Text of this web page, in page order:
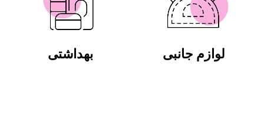
لوازم جانبی بهداشتی